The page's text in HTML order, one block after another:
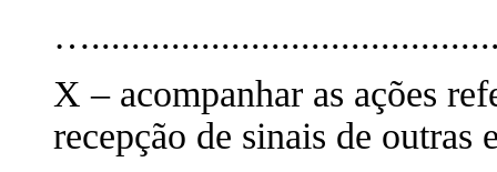
X – acompanhar as ações
recepção de sinais de outras